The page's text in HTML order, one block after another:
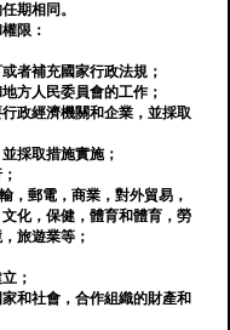
期相同。
限：
者補充國家行政法規；
方人民委員會的工作；
政經濟機關和企業，並採取
採取措施實施；
，郵電，商業，對外貿易，
化，保健，體育和體育，勞
旅遊業等；
；
和社會，合作組織的財產和